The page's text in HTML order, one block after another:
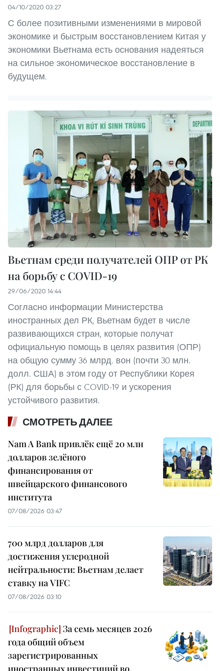
04/10/2020 03:27
С более позитивными изменениями в мировой
экономике и быстрым восстановлением Китая у
экономики Вьетнама есть основания надеяться
на сильное экономическое восстановление в
будущем.
Вьетнам среди получателей ОПР от РК
на борьбу с COVID-19
29/06/2020 14:44
Согласно информации Министерства
иностранных дел РК, Вьетнам будет в числе
развивающихся стран, которые получат
официальную помощь в целях развития (ОПР)
на общую сумму 36 млрд. вон (почти 30 млн.
долл. США) в этом году от Республики Корея
(РК) для борьбы с COVID-19 и ускорения
устойчивого развития.
СМОТРЕТЬ ДАЛЕЕ
Nam A Bank привлёк ещё 20 млн
долларов зелёного
финансирования от
швейцарского финансового
института
07/08/2026 03:47
700 млрд долларов для
достижения углеродной
нейтральности: Вьетнам делает
ставку на VIFC
07/08/2026 03:10
За семь месяцев 2026
года общий объем
зарегистрированных
иностранных инвестиций во